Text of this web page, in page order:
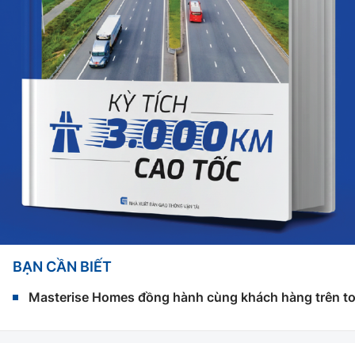
BẠN CẦN BIẾT
Masterise Homes đồng hành cùng khách hàng trên